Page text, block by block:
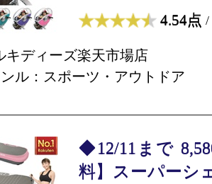
4.54点 /
キディーズ楽天市場店
ル：スポーツ・アウトドア
◆12/11まで
料】スーパーシ